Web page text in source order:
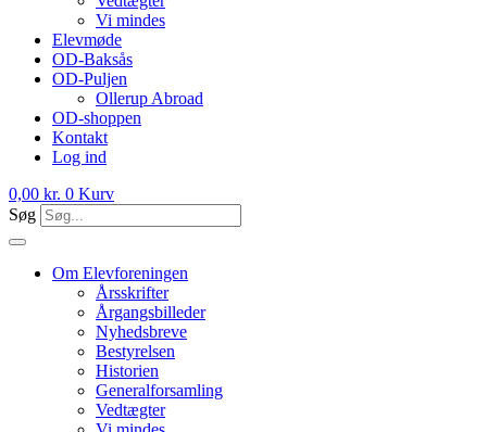
Vi mindes
Elevmøde
OD-Baksås
OD-Puljen
Ollerup Abroad
OD-shoppen
Kontakt
Log ind
0,00 kr. 0 Kurv
Søg
Om Elevforeningen
Årsskrifter
Årgangsbilleder
Nyhedsbreve
Bestyrelsen
Historien
Generalforsamling
Vedtægter